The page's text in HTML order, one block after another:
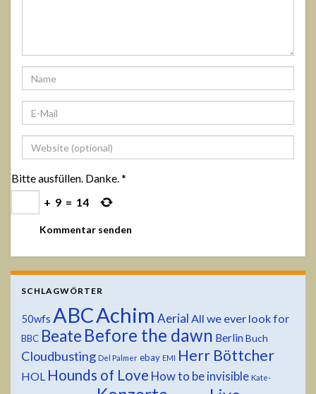
Bitte ausfüllen. Danke.*
+ 9 = 14
SCHLAGWÖRTER
50wfs ABCAchim Aerial All we ever look for
BBC Beate Before the dawn Berlin Buch
Cloudbusting Del Palmer ebay EMI Herr Böttcher
HOL Hounds of Love How to be invisible Kate-